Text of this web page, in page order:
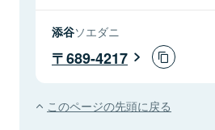
添谷ソエダニ
689-4217
このページの先頭に戻る